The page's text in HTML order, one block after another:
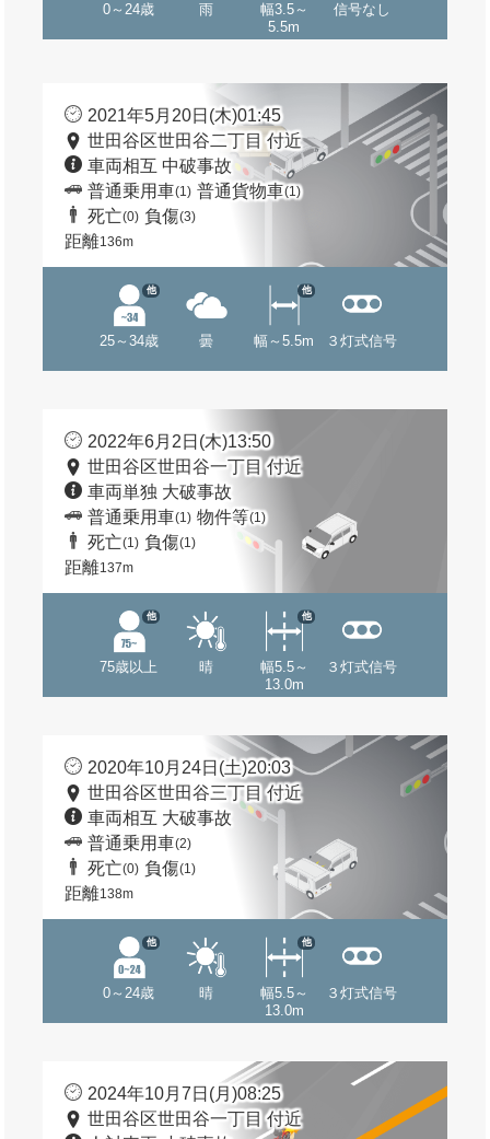
0～24歳 雨
幅3.5～
5.5m
信号なし
2021年5月20日(木)01:45
世田谷区世田谷二丁目 付近
車両相互 中破事故
普通乗用車(1) 普通貨物車(1)
死亡(0) 負傷(3)
距離136m
25～34歳
他
曇 幅～5.5m
他
３灯式信号
2022年6月2日(木)13:50
世田谷区世田谷一丁目 付近
車両単独 大破事故
普通乗用車(1) 物件等(1)
死亡(1) 負傷(1)
距離137m
75歳以上
他
晴
幅5.5～
13.0m
他
３灯式信号
2020年10月24日(土)20:03
世田谷区世田谷三丁目 付近
車両相互 大破事故
普通乗用車(2)
死亡(0) 負傷(1)
距離138m
0～24歳
他
晴
幅5.5～
13.0m
他
３灯式信号
2024年10月7日(月)08:25
世田谷区世田谷一丁目 付近